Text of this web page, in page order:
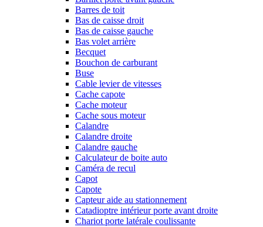
Barres de toit
Bas de caisse droit
Bas de caisse gauche
Bas volet arrière
Becquet
Bouchon de carburant
Buse
Cable levier de vitesses
Cache capote
Cache moteur
Cache sous moteur
Calandre
Calandre droite
Calandre gauche
Calculateur de boite auto
Caméra de recul
Capot
Capote
Capteur aide au stationnement
Catadioptre intérieur porte avant droite
Chariot porte latérale coulissante